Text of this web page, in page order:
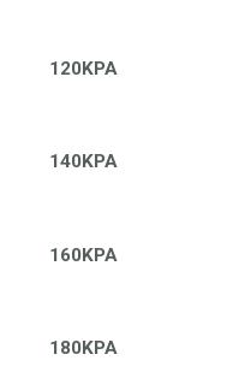
120KPA
140KPA
160KPA
180KPA